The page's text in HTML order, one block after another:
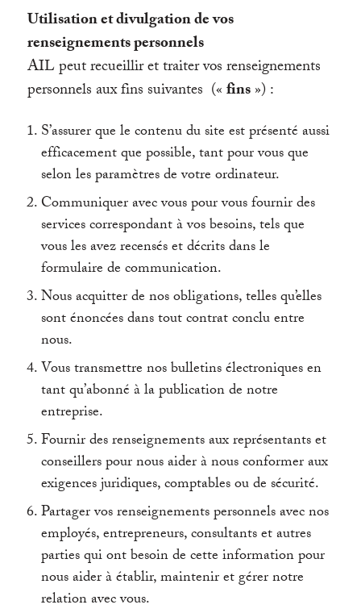
Utilisation et divulgation de vos
renseignements personnels
AIL peut recueillir et traiter vos renseignements
personnels aux fins suivantes («fins») :
S’assurer que le contenu du site est présenté aussi
efficacement que possible, tant pour vous que
selon les paramètres de votre ordinateur.
Communiquer avec vous pour vous fournir des
services correspondant à vos besoins, tels que
vous les avez recensés et décrits dans le
formulaire de communication.
Nous acquitter de nos obligations, telles qu’elles
sont énoncées dans tout contrat conclu entre
nous.
Vous transmettre nos bulletins électroniques en
tant qu’abonné à la publication de notre
entreprise.
Fournir des renseignements aux représentants et
conseillers pour nous aider à nous conformer aux
exigences juridiques, comptables ou de sécurité.
Partager vos renseignements personnels avec nos
employés, entrepreneurs, consultants et autres
parties qui ont besoin de cette information pour
nous aider à établir, maintenir et gérer notre
relation avec vous.